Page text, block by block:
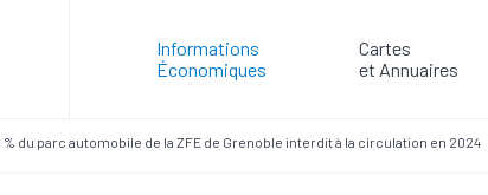
Informations
Économiques
Cartes
et Annuaires
% du parc automobile de la ZFE de Grenoble interdit à la circulation en 2024